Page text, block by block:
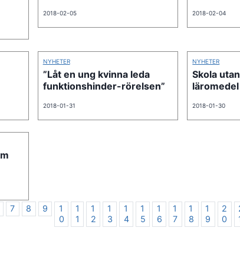
2018-02-05 2018-02-04
NYHETER
”Låt en ung kvinna leda
funktionshinder-rörelsen”
2018-01-31
NYHETER
Skola
läromedel
2018-01-30
7 8 9
1
0
1
1
1
2
1
3
1
4
1
5
1
6
1
7
1
8
1
9
2
0